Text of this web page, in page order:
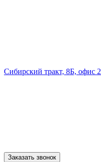
Сибирский тракт, 8Б, офис
Заказать звонок